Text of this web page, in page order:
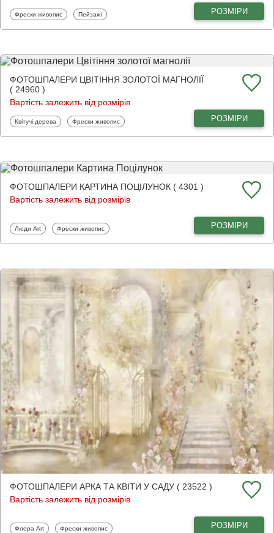
Фотошпалери
Фрески живопис Фотошпалери
Пейзажі РОЗМІРИ
ФОТОШПАЛЕРИ ЦВІТІННЯ ЗОЛОТОЇ МАГНОЛІЇ
( 24960 )
Вартість залежить від розмірів
Фотошпалери
Квітучі дерева Фотошпалери
Фрески живопис РОЗМІРИ
ФОТОШПАЛЕРИ КАРТИНА ПОЦІЛУНОК ( 4301 )
Вартість залежить від розмірів
Фотошпалери
Люди Art Фотошпалери
Фрески живопис РОЗМІРИ
ФОТОШПАЛЕРИ АРКА ТА КВІТИ У САДУ ( 23522 )
Вартість залежить від розмірів
Фотошпалери
Флора Art Фотошпалери
Фрески живопис РОЗМІРИ